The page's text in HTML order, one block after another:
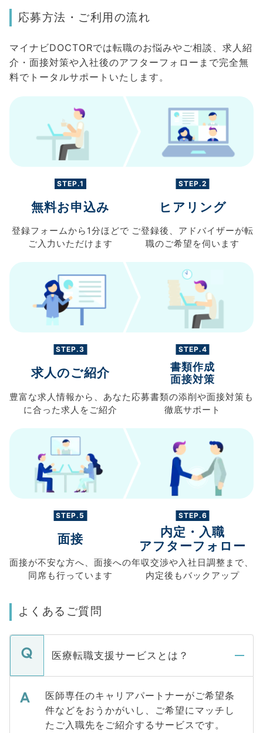
応募方法・ご利用の流れ
マイナビDOCTORでは転職のお悩みやご相談、求人紹
介・面接対策や入社後のアフターフォローまで完全無
料でトータルサポートいたします。
STEP.1
無料お申込み
登録フォームから 1分ほどで
ご入力 いただけます
STEP.2
ヒアリング
ご登録後、 アドバイザーが転
職のご希望を伺います
STEP.3
求人のご紹介
豊富な求人情報から、 あなた
に合った求人を ご紹介
STEP.4
書類作成
面接対策
応募書類の添削や面接対策も
徹底サポート
STEP.5
面接
面接が不安な方へ、 面接への
同席も行っています
STEP.6
内定・入職
アフターフォロー
年収交渉や入社日調整まで、
内定後もバックアップ
よくあるご質問
医療転職支援サービスとは？
医師専任のキャリアパートナーがご希望条
件などをおうかがいし、ご希望にマッチし
たご入職先をご紹介するサービスです。